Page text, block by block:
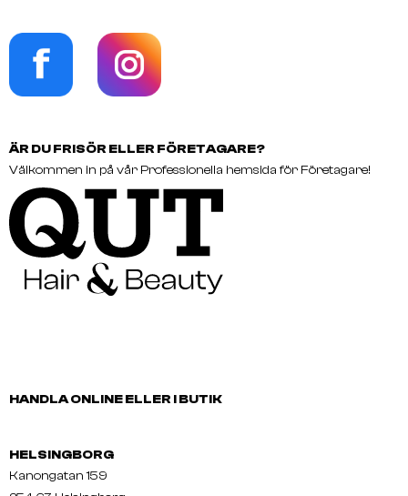
ÄR DU FRISÖR ELLER FÖRETAGARE?
Välkommen in på vår Professionella hemsida för Företagare!
HANDLA ONLINE ELLER I BUTIK
HELSINGBORG
Kanongatan 159